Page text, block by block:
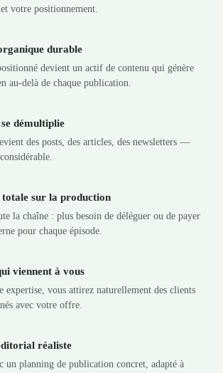
votre positionnement.
durable
devient un actif de contenu qui génère
au-delà de chaque publication.
démultiplie
des posts, des articles, des newsletters —
totale sur la production
la chaîne : plus besoin de déléguer ou de payer
pour chaque épisode.
viennent à vous
expertise, vous attirez naturellement des clients
avec votre offre.
réaliste
un planning de publication concret, adapté à